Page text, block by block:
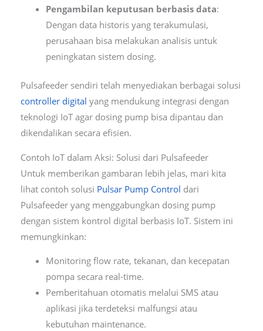
Pengambilan keputusan berbasis data:
Dengan data historis yang terakumulasi,
perusahaan bisa melakukan analisis untuk
peningkatan sistem dosing.
Pulsafeeder sendiri telah menyediakan berbagai solusi
controller digital yang mendukung integrasi dengan
teknologi IoT agar dosing pump bisa dipantau dan
dikendalikan secara efisien.
Contoh IoT dalam Aksi: Solusi dari Pulsafeeder
Untuk memberikan gambaran lebih jelas, mari kita
lihat contoh solusi Pulsar Pump Control dari
Pulsafeeder yang menggabungkan dosing pump
dengan sistem kontrol digital berbasis IoT. Sistem ini
memungkinkan:
Monitoring flow rate, tekanan, dan kecepatan
pompa secara real-time.
Pemberitahuan otomatis melalui SMS atau
aplikasi jika terdeteksi malfungsi atau
kebutuhan maintenance.